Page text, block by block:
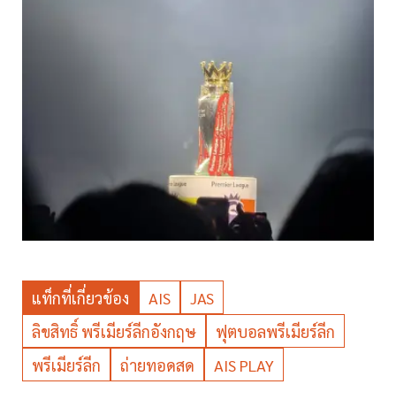
แท็กที่เกี่ยวข้อง AIS
JAS
ลิขสิทธิ์ พรีเมียร์ลีกอังกฤษ
ฟุตบอลพรีเมียร์ลีก
พรีเมียร์ลีก
ถ่ายทอดสด AIS PLAY